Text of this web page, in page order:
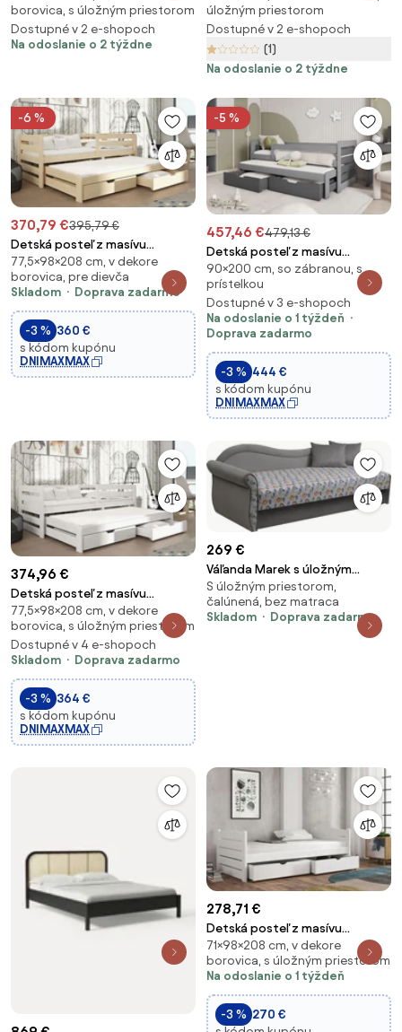
Matrac: Bez matraca
borovica, s úložným priestorom
Dostupné v 2 e-shopoch
Na odoslanie o 2 týždne
Matrac: Bez matraca
úložným priestorom
Dostupné v 2 e-shopoch
(1)
Na odoslanie o 2 týždne
-6 %
370,79 €395,79 €
Detská posteľ z masívu
borovice SANDRA s prístelkou a
zásuvkami - 200x90 cm -
PRÍRODNÁ BOROVICA
77,5×98×208 cm, v dekore
borovica, pre dievča
Skladom
Doprava zadarmo
-3 % 360 €
s kódom kupónu
DNIMAXMAX
-5 %
457,46 €479,13 €
Detská posteľ z masívu
borovice TOMÁŠ II s prístelkou
a šuplíkmi - 200x90 cm -
grafit/sivá
90×200 cm, so zábranou, s
prístelkou
Dostupné v 3 e-shopoch
Na odoslanie o 1 týždeň
Doprava zadarmo
-3 % 444 €
s kódom kupónu
DNIMAXMAX
374,96 €
Detská posteľ z masívu
borovice SANDRA s prístelkou a
zásuvkami - 200x90 cm - BIELA
77,5×98×208 cm, v dekore
borovica, s úložným priestorom
Dostupné v 4 e-shopoch
Skladom
Doprava zadarmo
-3 % 364 €
s kódom kupónu
DNIMAXMAX
269 €
Váľanda Marek s úložným
priestorom ľavá - Wonder
Balony / Bluvel 03
S úložným priestorom,
čalúnená, bez matraca
Skladom
Doprava zadarmo
278,71 €
Detská posteľ z masívu
borovice URŠULA so šuplíkmi -
200x90 cm - BIELA
71×98×208 cm, v dekore
borovica, s úložným priestorom
Na odoslanie o 1 týždeň
-3 % 270 €